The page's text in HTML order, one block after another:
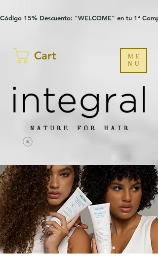
Código 15% Descuento: "WELCOME" en tu 1ª
Cart
ME
NU